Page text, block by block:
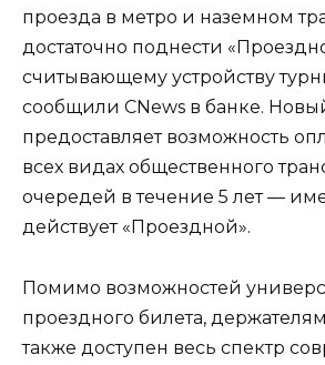
проезда в метро и наземном
достаточно поднести
считывающему устройству
сообщили CNews в банке.
предоставляет возможность
всех видах общественного
очередей в течение 5 лет —
действует «Проездной».
Помимо возможностей
проездного билета,
также доступен весь спектр